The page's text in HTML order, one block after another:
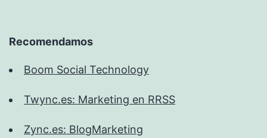
Recomendamos
Boom Social Technology
Twync.es: Marketing en RRSS
Zync.es: BlogMarketing